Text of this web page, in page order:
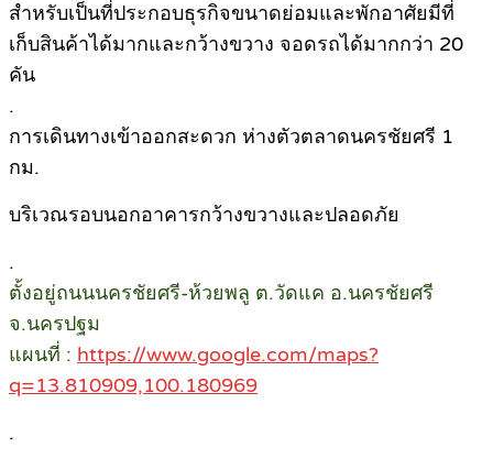
สำหรับเป็นที่ประกอบธุรกิจขนาดย่อมและพักอาศัยมีที่
เก็บสินค้าได้มากและกว้างขวาง จอดรถได้มากกว่า 20
คัน
.
การเดินทางเข้าออกสะดวก ห่างตัวตลาดนครชัยศรี 1
กม.
บริเวณรอบนอกอาคารกว้างขวางและปลอดภัย
.
ตั้งอยู่ถนนนครชัยศรี-ห้วยพลู ต.วัดแค อ.นครชัยศรี
จ.นครปฐม
แผนที่ : https://www.google.com/maps?
q=13.810909,100.180969
.